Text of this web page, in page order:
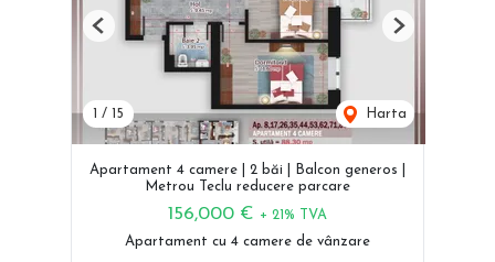
1 / 15 Harta
Previous Next
Apartament 4 camere | 2 băi | Balcon generos |
Metrou Teclu reducere parcare
156,000 € + 21% TVA
Apartament cu 4 camere de vânzare